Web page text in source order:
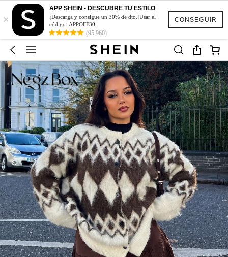
CONSEGUIR
×
APP SHEIN - DESCUBRE TU ESTILO
¡Descarga y consigue un 30% de dto.!Usar el
código: APPOFF30
(95,960)